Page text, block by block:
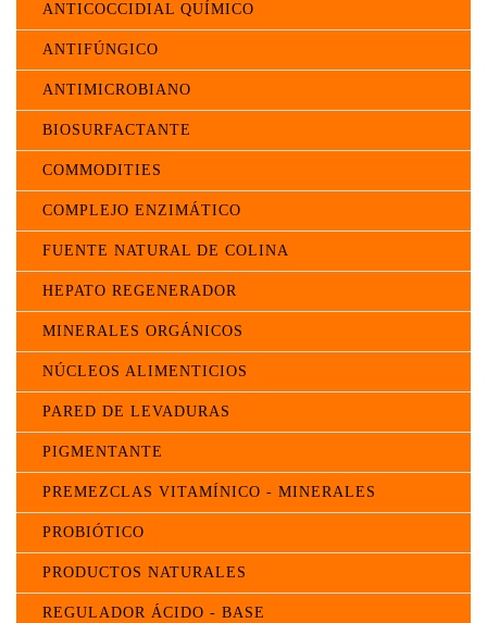
ANTICOCCIDIAL QUÍMICO
ANTIFÚNGICO
ANTIMICROBIANO
BIOSURFACTANTE
COMMODITIES
COMPLEJO ENZIMÁTICO
FUENTE NATURAL DE COLINA
HEPATO REGENERADOR
MINERALES ORGÁNICOS
NÚCLEOS ALIMENTICIOS
PARED DE LEVADURAS
PIGMENTANTE
PREMEZCLAS VITAMÍNICO - MINERALES
PROBIÓTICO
PRODUCTOS NATURALES
REGULADOR ÁCIDO - BASE